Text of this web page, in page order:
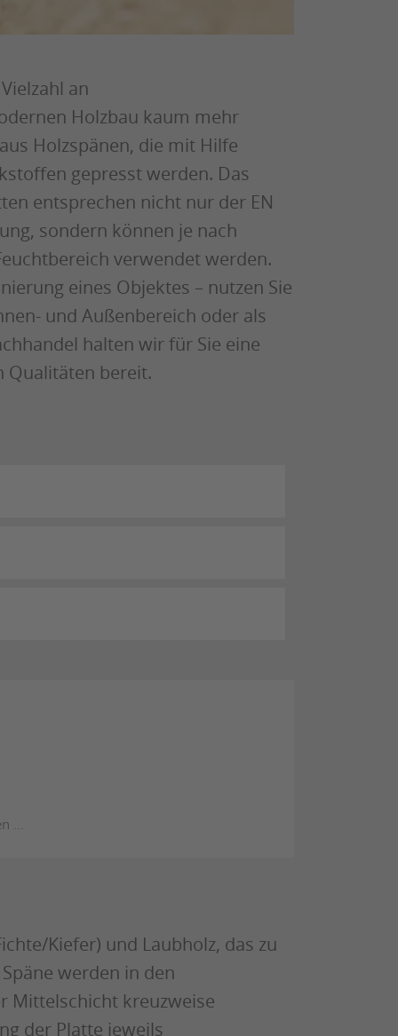
an
Holzbau kaum mehr
Holzspänen, die mit Hilfe
gepresst werden. Das
entsprechen nicht nur der EN
sondern können je nach
verwendet werden.
eines Objektes – nutzen Sie
und Außenbereich oder als
halten wir für Sie eine
Qualitäten bereit.
Kiefer) und Laubholz, das zu
werden in den
Mittelschicht kreuzweise
der Platte jeweils